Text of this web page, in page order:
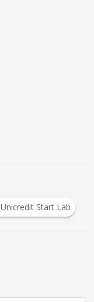
Unicredit Start Lab